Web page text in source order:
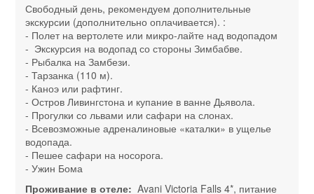
Свободный день, рекомендуем дополнительные
экскурсии (дополнительно оплачивается). :
- Полет на вертолете или микро-лайте над водопадом
- Экскурсия на водопад со стороны Зимбабве.
- Рыбалка на Замбези.
- Тарзанка (110 м).
- Каноэ или рафтинг.
- Остров Ливингстона и купание в ванне Дьявола.
- Прогулки со львами или сафари на слонах.
- Всевозможные адреналиновые «каталки» в ущелье
водопада.
- Пешее сафари на носорога.
- Ужин Бома
Проживание в отеле: Avani Victoria Falls 4*, питание